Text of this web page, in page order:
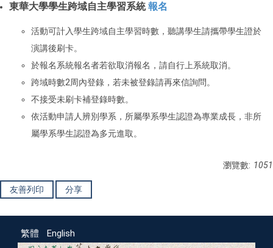
東華大學學生跨域自主學習系統報名
活動可計入學生跨域自主學習時數，聽講學生請攜帶學生證於
演講後刷卡。
於報名系統報名者若欲取消報名，請自行上系統取消。
跨域時數2周內登錄，若未被登錄請再來信詢問。
不接受未刷卡補登錄時數。
依活動申請人辨別學系，所屬學系學生認證為專業成長，非所
屬學系學生認證為多元進取。
瀏覽數: 1051
友善列印 分享
繁體 English